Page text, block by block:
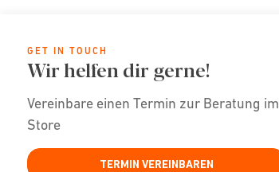
GET IN TOUCH
Wir helfen dir gerne!
Vereinbare einen Termin zur Beratung im
Store
TERMIN VEREINBAREN